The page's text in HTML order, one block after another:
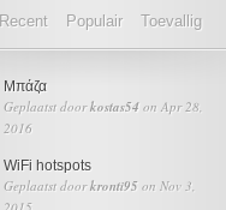
Recent Populair Toevallig
Μπάζα
Geplaatst doorkostas54 on Apr 28,
2016
WiFi hotspots
Geplaatst doorkronti95 on Nov 3,